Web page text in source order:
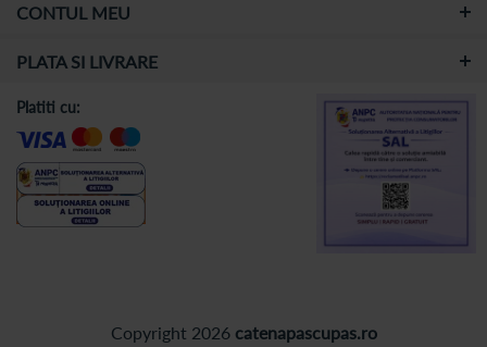
CONTUL MEU
PLATA SI LIVRARE
Copyright 2026 catenapascupas.ro
Platiti cu: